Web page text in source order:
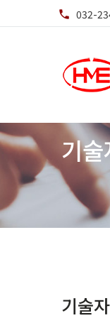
032-
기
기술